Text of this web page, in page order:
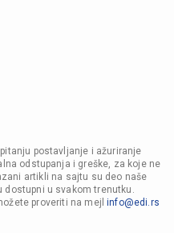
postavljanje i ažuriranje
odstupanja i greške, za koje ne
artikli na sajtu su deo naše
dostupni u svakom trenutku.
proveriti na mejlinfo@edi.rs